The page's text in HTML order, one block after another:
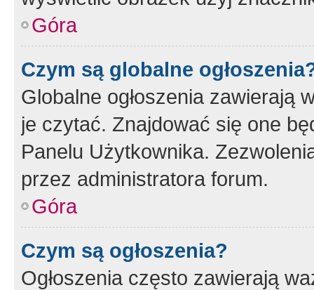
Góra
Czym są globalne
Globalne ogłoszenia zawierają
je czytać. Znajdować się one
Panelu Użytkownika.
przez administratora forum.
Góra
Czym są ogłoszenia?
Ogłoszenia często zawierają